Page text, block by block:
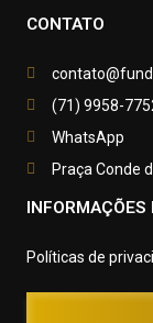
CONTATO
(71) 9958-
WhatsApp
Praça Conde
INFORMAÇÕES
Políticas de